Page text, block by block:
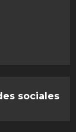
sociales